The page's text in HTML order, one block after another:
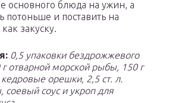
основного блюда на ужин, а
потоньше и поставить на
закуску.
0,5 упаковки бездрожжевого
г отварной морской рыбы, 150 г
кедровые орешки, 2,5 ст. л.
соус и укроп для